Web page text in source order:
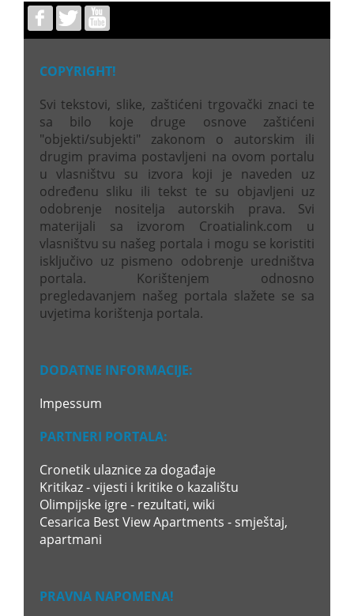
COPYRIGHT!
Svi tekstovi, slike, zaštićeni trgovački znaci te
sa bilo koje druge osnove zaštićeni
"objekti/subjekti" zakonom o autorskim ili
drugim pravima postavljeni na ovom portalu
u vlasništvu su izvora koji je naveden uz
određenu sliku ili tekst te su objavljeni uz
odobrenje nositelja autorskih prava. Svi
materijali sa izvorom Croatialink.com u
vlasništvu su našeg portala i mogu se koristiti
isključivo uz pismeno odobrenje uredništva
portala. Korištenjem odnosno
pregledavanjem našeg portala slažete se sa
uvjetima korištenja portala.
DODATNE INFORMACIJE:
Impessum
PARTNERI PORTALA:
Cronetik ulaznice za događaje
Kritikaz - vijesti i kritike o kazalištu
Olimpijske igre - rezultati, wiki
Cesarica Best View Apartments - smještaj,
apartmani
PRAVNA NAPOMENA!